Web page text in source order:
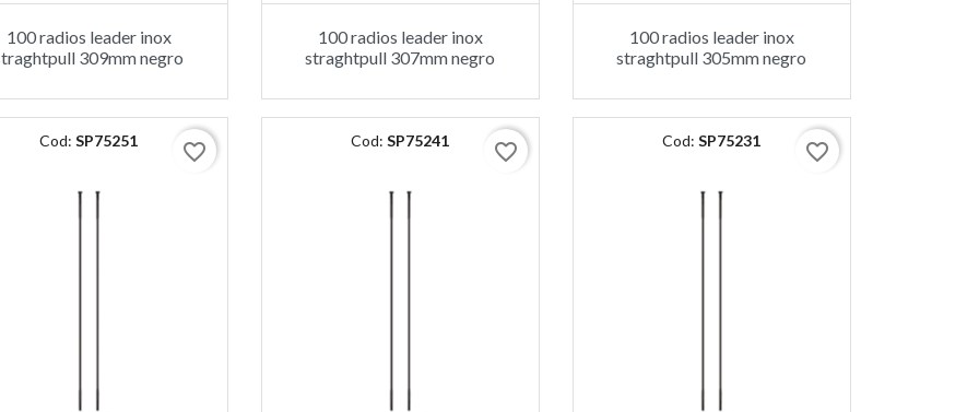
100 radios leader inox
309mm negro
100 radios leader inox
straghtpull 307mm negro
100 radios leader inox
straghtpull 305mm negro
Cod:SP75251 favorite_border Cod:SP75241 favorite_border Cod:SP75231 favorite_border